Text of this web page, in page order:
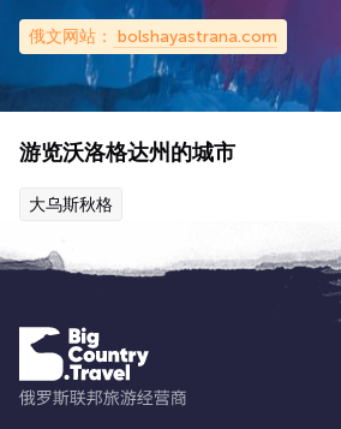
俄文网站： bolshayastrana.com
游览沃洛格达州的城市
大乌斯秋格